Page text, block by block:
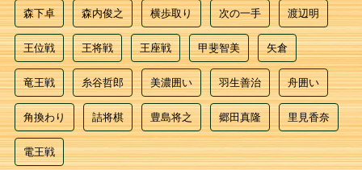
森下卓 森内俊之 横歩取り 次の一手 渡辺明
王位戦 王将戦 王座戦 甲斐智美 矢倉
竜王戦 糸谷哲郎 美濃囲い 羽生善治 舟囲い
角換わり 詰将棋 豊島将之 郷田真隆 里見香奈
電王戦